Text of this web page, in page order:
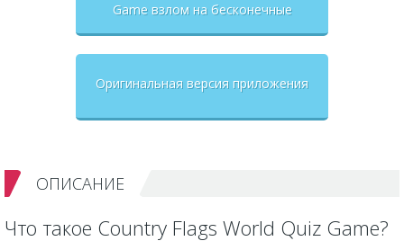
Game взлом на бесконечные
Оригинальная версия приложения
ОПИСАНИЕ
Что такое Country Flags World Quiz Game?